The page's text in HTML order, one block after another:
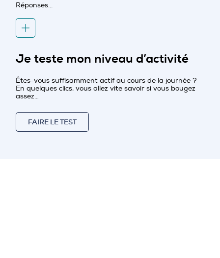
Réponses...
Je teste mon niveau d’activité
Êtes-vous suffisamment actif au cours de la journée ?
En quelques clics, vous allez vite savoir si vous bougez
assez…
FAIRE LE TEST